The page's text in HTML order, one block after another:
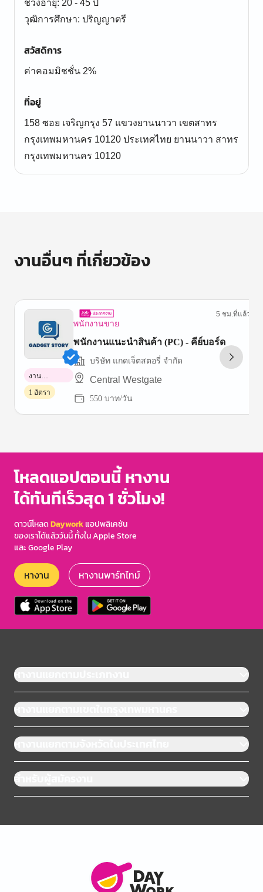
ช่วงอายุ: 20 - 45 ปี
สวัสดิการ
ค่าคอมมิชชั่น 2%
ที่อยู่
158 ซอย เจริญกรุง 57 แขวงยานนาวา เขตสาทร
กรุงเทพมหานคร 10120 ประเทศไทย ยานนาวา สาทร
กรุงเทพมหานคร 10120
งานอื่นๆ ที่เกี่ยวข้อง
พนักงานขาย
5 ชม.ที่แล้ว
พนักงานแนะนำสินค้า (PC) - คีย์บอร์ด
บริษัท แกดเจ็ตสตอรี่ จำกัด
Central Westgate
550 บาท/วัน
งาน
พาร์ทไทม์
1 อัตรา
of
โหลดแอปตอนนี้ หางาน
ได้ทันทีเร็วสุด 1 ชั่วโมง!
ดาวน์โหลดDayworkแอปพลิเคชัน
ของเราได้แล้ววันนี้ ทั้งใน Apple Store
และ Google Play
หางาน หางานพาร์ทไทม์
หางานแยกตามประเภทงาน
หางานแยกตามเขตในกรุงเทพมหานคร
หางานแยกตามจังหวัดในประเทศไทย
สำหรับผู้สมัครงาน